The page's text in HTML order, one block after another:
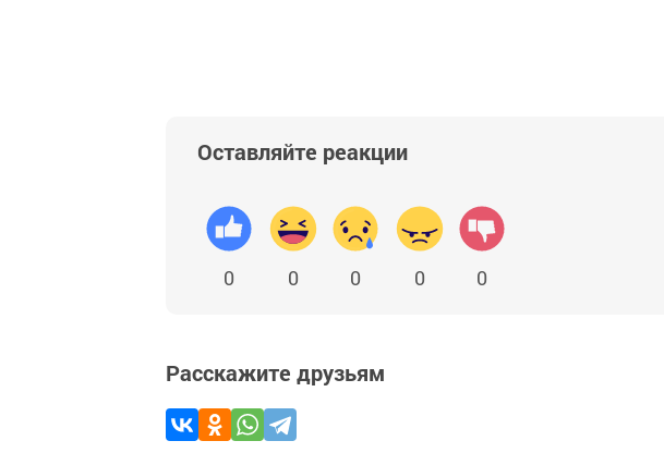
Оставляйте реакции
0 0 0 0 0
Расскажите друзьям